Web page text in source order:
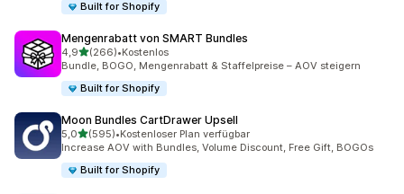
Built for Shopify
Mengenrabatt von SMART Bundles
4,9von 5 Sternen
(266)
266 Rezensionen insgesamt
•Kostenlos
Bundle, BOGO, Mengenrabatt & Staffelpreise – AOV steigern
Built for Shopify
Moon Bundles CartDrawer Upsell
5,0von 5 Sternen
(595)
595 Rezensionen insgesamt
•Kostenloser Plan verfügbar
Increase AOV with Bundles, Volume Discount, Free Gift, BOGOs
Built for Shopify